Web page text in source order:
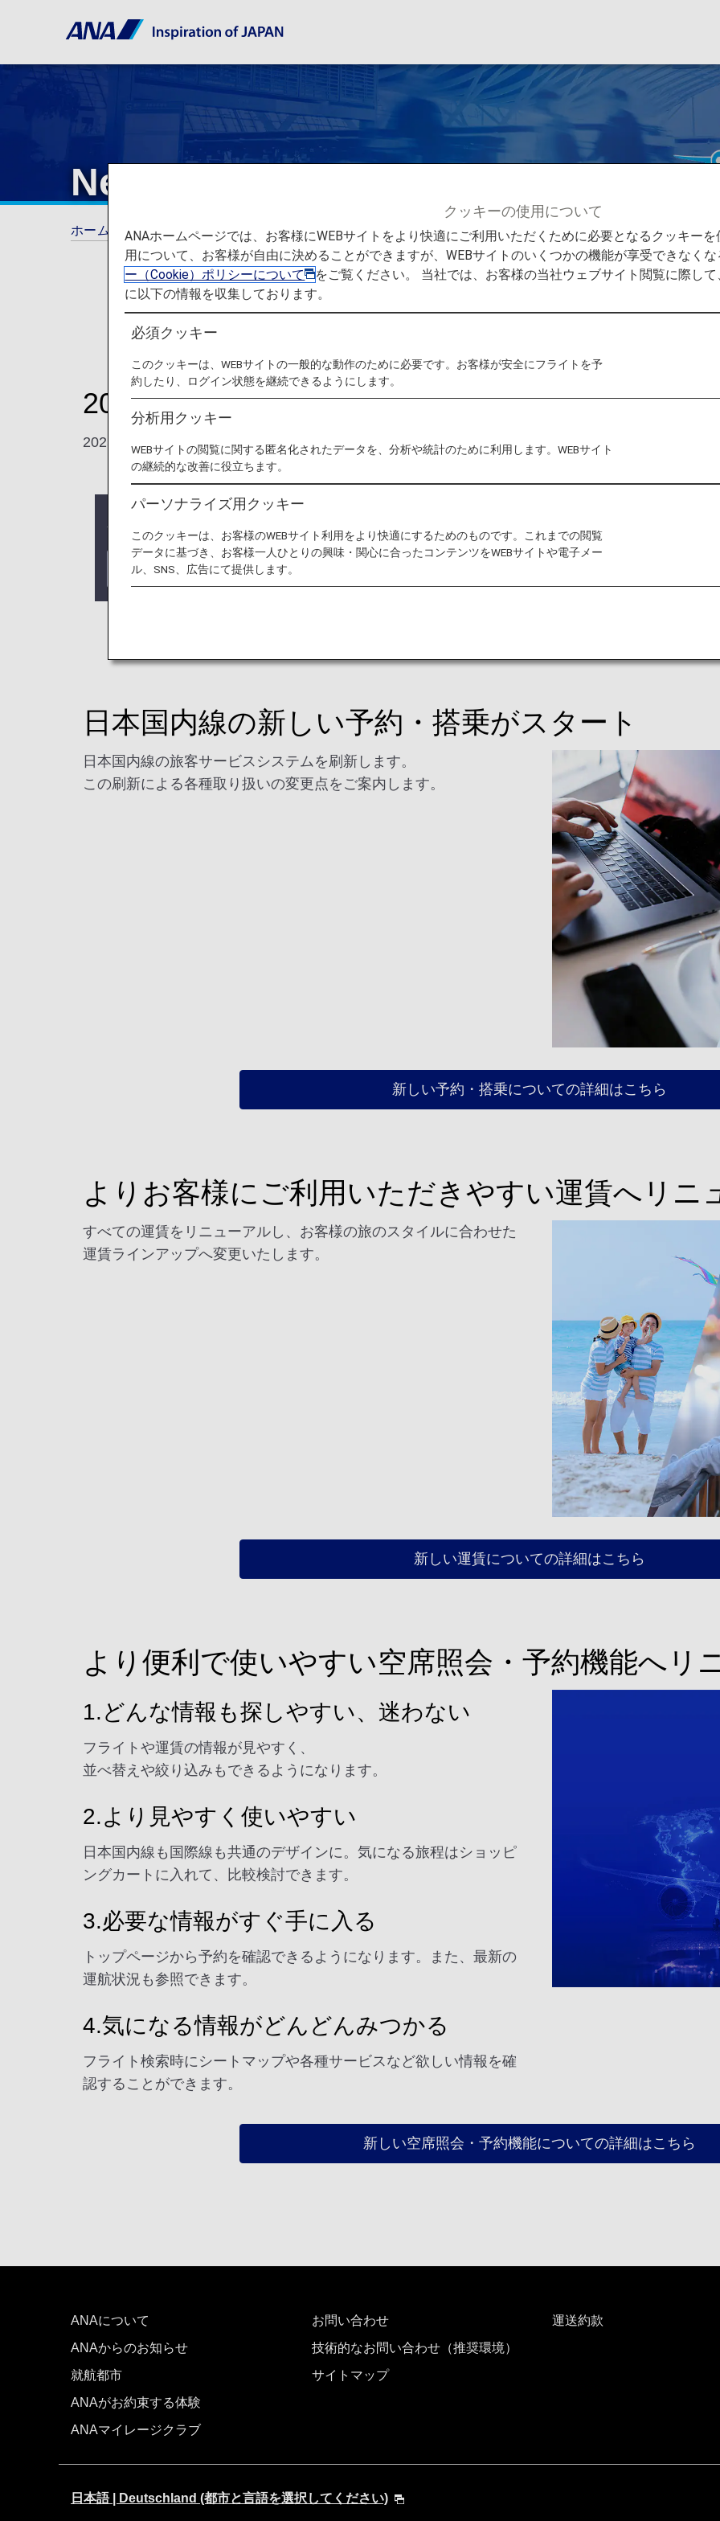
New Travel Experience
ホーム 旅の計画とご予約 New Travel Experience
2026年5月から日本国内線の新しい搭乗がスタ
2025年5月から予約を開始します。
MORE
日本国内線の新しい予約・搭乗がスタート
日本国内線の旅客サービスシステムを刷新します。
この刷新による各種取り扱いの変更点をご案内します。
新しい予約・搭乗についての詳細はこちら
よりお客様にご利用いただきやすい運賃へリニ
すべての運賃をリニューアルし、お客様の旅のスタイルに合わせた
運賃ラインアップへ変更いたします。
新しい運賃についての詳細はこちら
より便利で使いやすい空席照会・予約機能へリ
1.どんな情報も探しやすい、迷わない
フライトや運賃の情報が見やすく、
並べ替えや絞り込みもできるようになります。
2.より見やすく使いやすい
日本国内線も国際線も共通のデザインに。気になる旅程はショッピ
ングカートに入れて、比較検討できます。
3.必要な情報がすぐ手に入る
トップページから予約を確認できるようになります。また、最新の
運航状況も参照できます。
4.気になる情報がどんどんみつかる
フライト検索時にシートマップや各種サービスなど欲しい情報を確
認することができます。
新しい空席照会・予約機能についての詳細はこちら
ANAについて
ANAからのお知らせ
就航都市
ANAがお約束する体験
ANAマイレージクラブ
お問い合わせ
技術的なお問い合わせ（推奨環境）
サイトマップ
運送約款
日本語 | Deutschland (都市と言語を選択してください)
クッキーの使用について
ANAホームページでは、お客様にWEBサイトをより快適にご利用いただくために必要となるクッキー
用について、お客様が自由に決めることができますが、WEBサイトのいくつかの機能が享受できなく
ー（Cookie）ポリシーについて
をご覧ください。 当社では、お客様の当社ウェブサイト閲覧に際し
に以下の情報を収集しております。
必須クッキー
このクッキーは、WEBサイトの一般的な動作のために必要です。お客様が安全にフライトを予
約したり、ログイン状態を継続できるようにします。
分析用クッキー
WEBサイトの閲覧に関する匿名化されたデータを、分析や統計のために利用します。WEBサイト
の継続的な改善に役立ちます。
パーソナライズ用クッキー
このクッキーは、お客様のWEBサイト利用をより快適にするためのものです。これまでの閲覧
データに基づき、お客様一人ひとりの興味・関心に合ったコンテンツをWEBサイトや電子メー
ル、SNS、広告にて提供します。